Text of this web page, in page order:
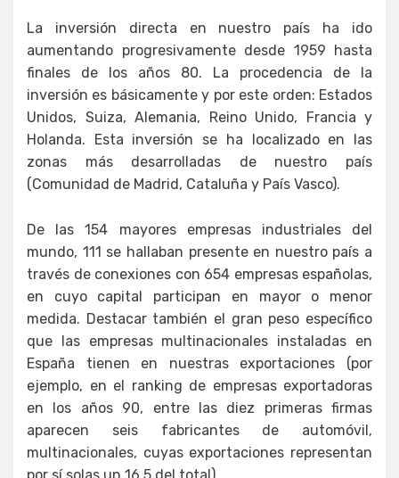
La inversión directa en nuestro país ha ido
aumentando progresivamente desde 1959 hasta
finales de los años 80. La procedencia de la
inversión es básicamente y por este orden: Estados
Unidos, Suiza, Alemania, Reino Unido, Francia y
Holanda. Esta inversión se ha localizado en las
zonas más desarrolladas de nuestro país
(Comunidad de Madrid, Cataluña y País Vasco).
De las 154 mayores empresas industriales del
mundo, 111 se hallaban presente en nuestro país a
través de conexiones con 654 empresas españolas,
en cuyo capital participan en mayor o menor
medida. Destacar también el gran peso específico
que las empresas multinacionales instaladas en
España tienen en nuestras exportaciones (por
ejemplo, en el ranking de empresas exportadoras
en los años 90, entre las diez primeras firmas
aparecen seis fabricantes de automóvil,
multinacionales, cuyas exportaciones representan